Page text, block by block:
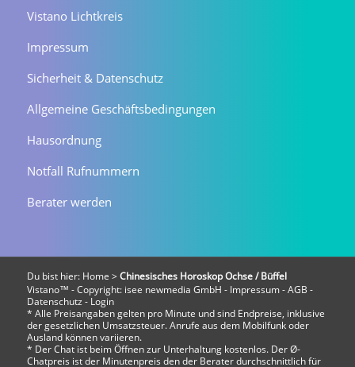
Vistano Lichtkreis
Impressum
Sicherheit & Datenschutz
Allgemeine Geschäftsbedingungen
Hausordnung
Notfall Rufnummern
Berater werden
Du bist hier: Home > Chinesisches Horoskop Ochse / Büffel
Vistano™ - Copyright: isee newmedia GmbH - Impressum-AGB -
Datenschutz - Login
* Alle Preisangaben gelten pro Minute und sind Endpreise, inklusive
der gesetzlichen Umsatzsteuer. Anrufe aus dem Mobilfunk oder
Ausland können variieren.
* Der Chat ist beim Öffnen zur Unterhaltung kostenlos. Der Ø-
Chatpreis ist der Minutenpreis den der Berater durchschnittlich für